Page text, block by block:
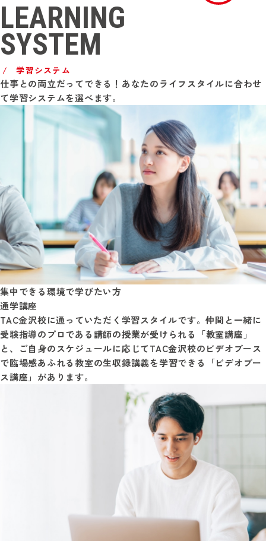
LEARNING
SYSTEM
学習システム
仕事との両立だってできる！あなたのライフスタイルに合わせ
て学習システムを選べます。
集中できる環境で学びたい方
通学講座
TAC金沢校に通っていただく学習スタイルです。仲間と一緒に
受験指導のプロである講師の授業が受けられる「教室講座」
と、ご自身のスケジュールに応じてTAC金沢校のビデオブース
で臨場感あふれる教室の生収録講義を学習できる「ビデオブー
ス講座」があります。